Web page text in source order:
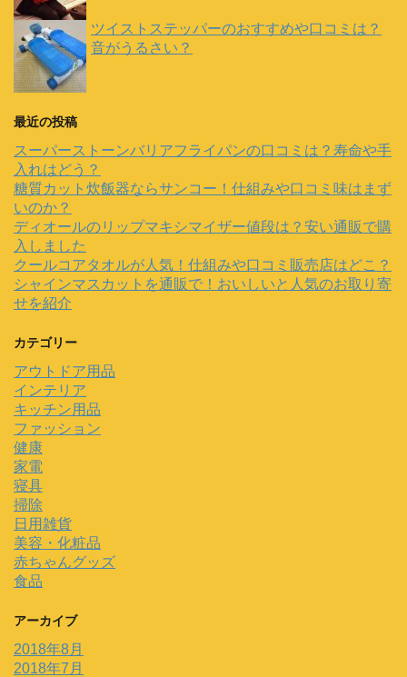
ツイストステッパーのおすすめや口コミは？
音がうるさい？
最近の投稿
スーパーストーンバリアフライパンの口コミは？寿命や手
入れはどう？
糖質カット炊飯器ならサンコー！仕組みや口コミ味はまず
いのか？
ディオールのリップマキシマイザー値段は？安い通販で購
入しました
クールコアタオルが人気！仕組みや口コミ販売店はどこ？
シャインマスカットを通販で！おいしいと人気のお取り寄
せを紹介
カテゴリー
アウトドア用品
インテリア
キッチン用品
ファッション
健康
家電
寝具
掃除
日用雑貨
美容・化粧品
赤ちゃんグッズ
食品
アーカイブ
2018年8月
2018年7月